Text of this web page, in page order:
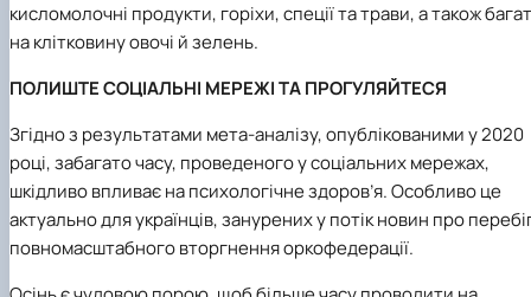
кисломолочні продукти, горіхи, спеції та трави, а також
на клітковину овочі й зелень.
ПОЛИШТЕ СОЦІАЛЬНІ МЕРЕЖІ ТА ПРОГУЛЯЙТЕСЯ
Згідно з результатами мета-аналізу, опублікованими у 2020
році, забагато часу, проведеного у соціальних мережах,
шкідливо впливає на психологічне здоров’я. Особливо це
актуально для українців, занурених у потік новин про
повномасштабного вторгнення оркофедерації.